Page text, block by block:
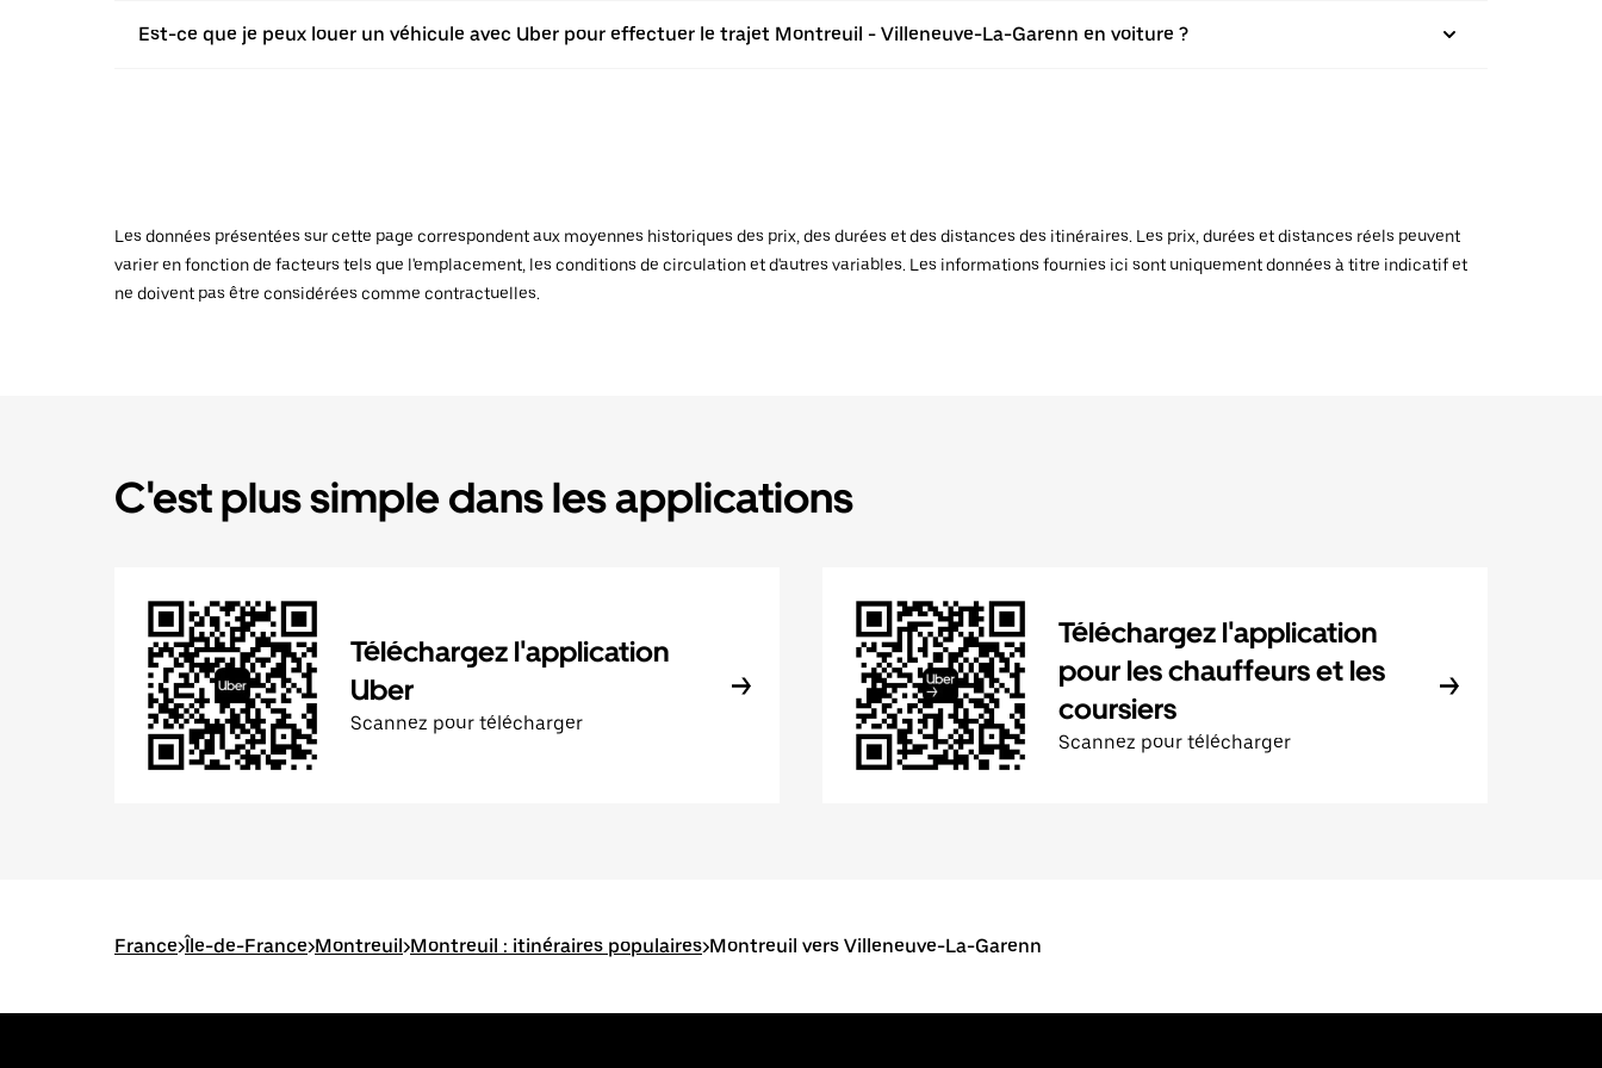
Est-ce que je peux louer un véhicule avec Uber pour effectuer le trajet Montreuil - Villeneuve-La-Garenn en voiture ?
Les données présentées sur cette page correspondent aux moyennes historiques des prix, des durées et des distances des itinéraires. Les prix, durées et distances réels peuvent
varier en fonction de facteurs tels que l'emplacement, les conditions de circulation et d'autres variables. Les informations fournies ici sont uniquement données à titre indicatif et
ne doivent pas être considérées comme contractuelles.
C'est plus simple dans les applications
Téléchargez l'application
Uber
Scannez pour télécharger
Téléchargez l'application
pour les chauffeurs et les
coursiers
Scannez pour télécharger
France>Île-de-France>Montreuil>Montreuil : itinéraires populaires>Montreuil vers Villeneuve-La-Garenn